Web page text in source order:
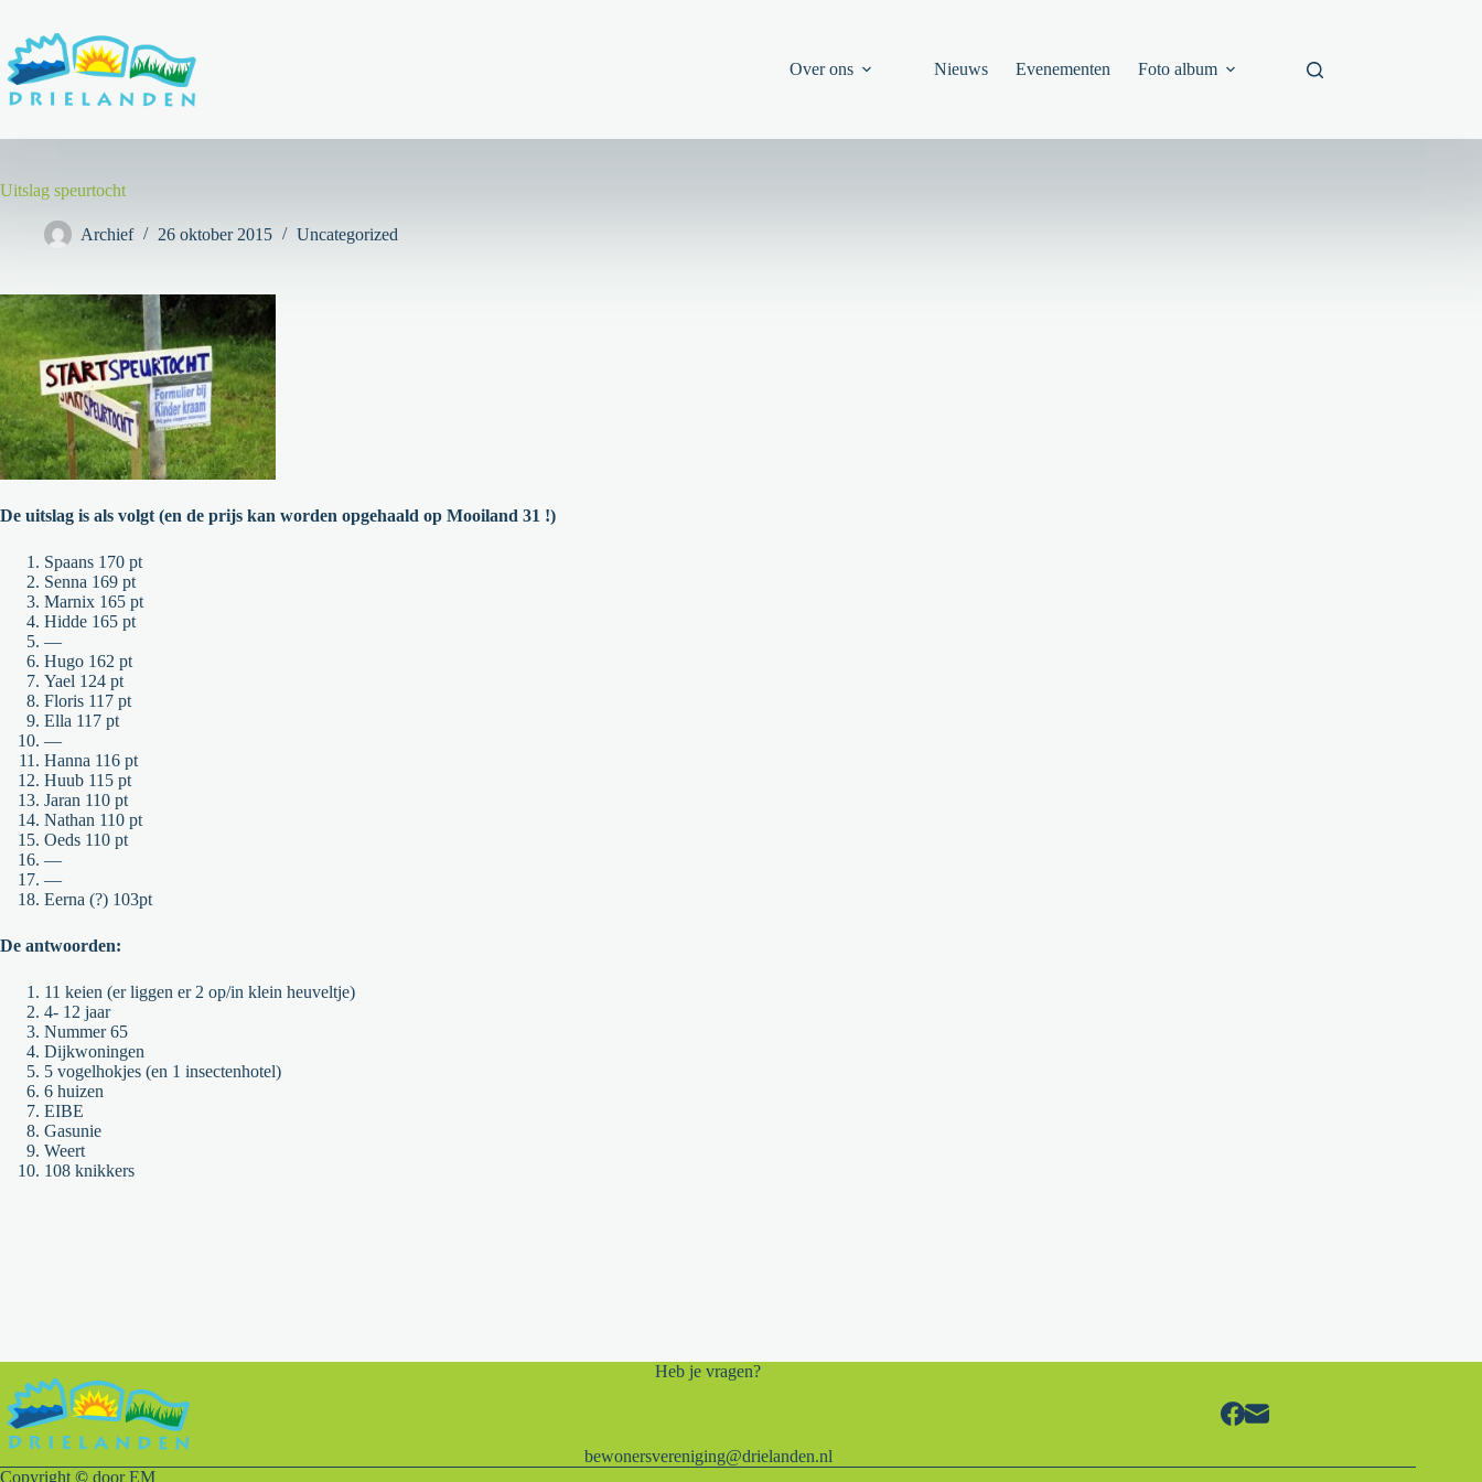
de
inhoud
Over ons Nieuws Evenementen Foto album
Uitslag speurtocht
Archief 26 oktober 2015 Uncategorized
De uitslag is als volgt (en de prijs kan worden opgehaald op Mooiland 31 !)
Spaans 170 pt
Senna 169 pt
Marnix 165 pt
Hidde 165 pt
—
Hugo 162 pt
Yael 124 pt
Floris 117 pt
Ella 117 pt
—
Hanna 116 pt
Huub 115 pt
Jaran 110 pt
Nathan 110 pt
Oeds 110 pt
—
—
Eerna (?) 103pt
De antwoorden:
11 keien (er liggen er 2 op/in klein heuveltje)
4- 12 jaar
Nummer 65
Dijkwoningen
5 vogelhokjes (en 1 insectenhotel)
6 huizen
EIBE
Gasunie
Weert
108 knikkers
Heb je vragen?
bewonersvereniging@drielanden.nl
Copyright © door EM